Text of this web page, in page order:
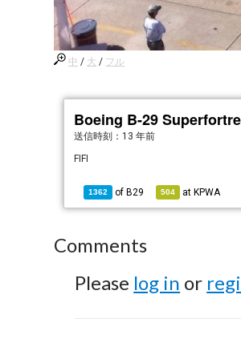
中 / 大 / フル
Boeing B-29
送信時刻： 13 年前
FIFI
1362 of B29 504 at KPWA
Comments
Please log in or